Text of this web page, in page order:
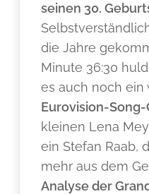
seinen 30.
die Jahre
Minute 36:30
es auch noch ein
Eurovision-
kleinen Lena
ein Stefan Raab,
mehr aus dem
Analyse der